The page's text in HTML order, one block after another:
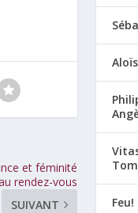
et féminité
rendez-vous
SUIVANT